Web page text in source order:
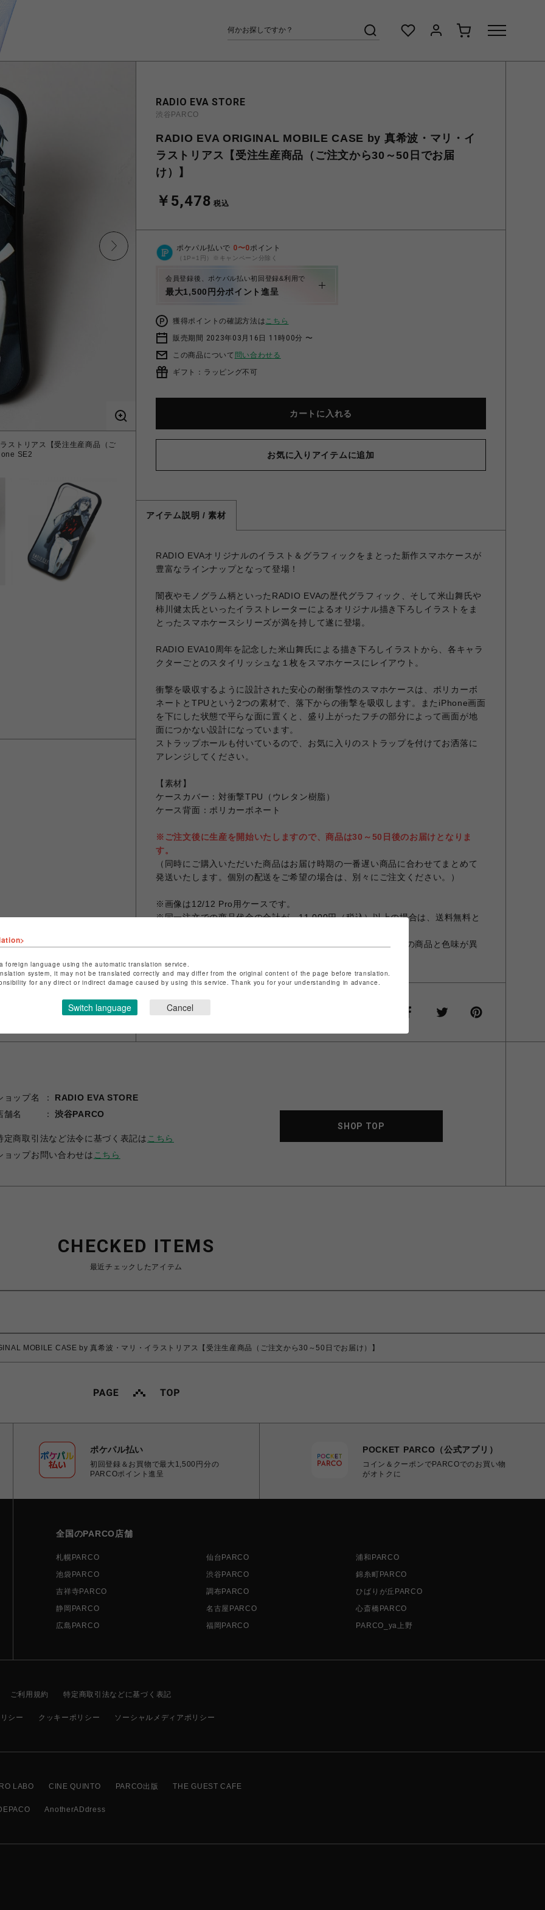
ストリアス【受注生産商品（ご
SE2
RADIO EVA STORE
渋谷PARCO
RADIO EVA ORIGINAL MOBILE CASE by 真希波・マリ・イ
ラストリアス【受注生産商品（ご注文から30～50日でお届
け）】
￥5,478 税込
ポケパル払いで 0〜0ポイント
（1P=1円）※キャンペーン分除く
会員登録後、ポケパル払い初回登録&利用で
最大1,500円分ポイント進呈
獲得ポイントの確認方法はこちら
販売期間 2023年03月16日 11時00分 〜
この商品について 問い合わせる
ギフト：ラッピング不可
カートに入れる
お気に入りアイテムに追加
アイテム説明 / 素材
RADIO EVAオリジナルのイラスト＆グラフィックをまとった新作スマホケースが
豊富なラインナップとなって登場！
闇夜やモノグラム柄といったRADIO EVAの歴代グラフィック、そして米山舞氏や
柿川健太氏といったイラストレーターによるオリジナル描き下ろしイラストをま
とったスマホケースシリーズが満を持して遂に登場。
RADIO EVA10周年を記念した米山舞氏による描き下ろしイラストから、各キャラ
クターごとのスタイリッシュな１枚をスマホケースにレイアウト。
衝撃を吸収するように設計された安心の耐衝撃性のスマホケースは、ポリカーボ
ネートとTPUという2つの素材で、落下からの衝撃を吸収します。またiPhone画面
を下にした状態で平らな面に置くと、盛り上がったフチの部分によって画面が地
面につかない設計になっています。
ストラップホールも付いているので、お気に入りのストラップを付けてお洒落に
アレンジしてください。
【素材】
ケースカバー：対衝撃TPU（ウレタン樹脂）
ケース背面：ポリカーボネート
※ご注文後に生産を開始いたしますので、商品は30～50日後のお届けとなりま
す。
（同時にご購入いただいた商品はお届け時期の一番遅い商品に合わせてまとめて
発送いたします。個別の配送をご希望の場合は、別々にご注文ください。）
※画像は12/12 Pro用ケースです。
※同一注文での商品代金の合計が、11,000円（税込）以上の場合は、送料無料と
※お客様のお使いのモニター設定やお部屋の照明等により実際の商品と色味が異
シェアする
ョップ名
RADIO EVA STORE
舗名
渋谷PARCO
定商取引法など法令に基づく表記は こちら
ョップお問い合わせは こちら
SHOP TOP
CHECKED ITEMS
最近チェックしたアイテム
MOBILE CASE by 真希波・マリ・イラストリアス【受注生産商品（ご注文から30～50日でお届け）】
ポケパル払い
初回登録＆お買物で最大1,500円分の
PARCOポイント進呈
POCKET PARCO（公式アプリ）
コイン＆クーポンでPARCOでのお買い物
がオトクに
全国のPARCO店舗
札幌PARCO 仙台PARCO
浦和PARCO
池袋PARCO
渋谷PARCO
錦糸町PARCO
吉祥寺PARCO
調布PARCO
ひばりが丘PARCO
静岡PARCO
名古屋PARCO
心斎橋PARCO
広島PARCO
福岡PARCO PARCO_ya上野
ご利用規約 特定商取引法などに基づく表記
シー クッキーポリシー ソーシャルメディアポリシー
LABO CINE QUINTO PARCO出版 THE GUEST CAFE
AnotherADdress
foreign language using the automatic translation service.
system, it may not be translated correctly and may differ from the original content of the page before translation.
for any direct or indirect damage caused by using this service. Thank you for your understanding in advance.
Switch language Cancel